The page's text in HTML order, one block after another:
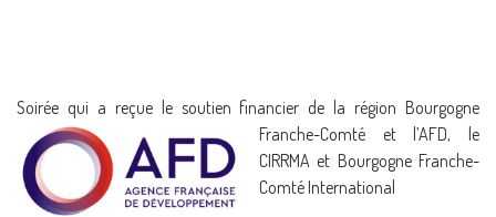
Soirée qui a reçue le soutien financier de la région Bourgogne
Franche-Comté et
l’AFD, le
CIRRMA et Bourgogne Franche-
Comté International